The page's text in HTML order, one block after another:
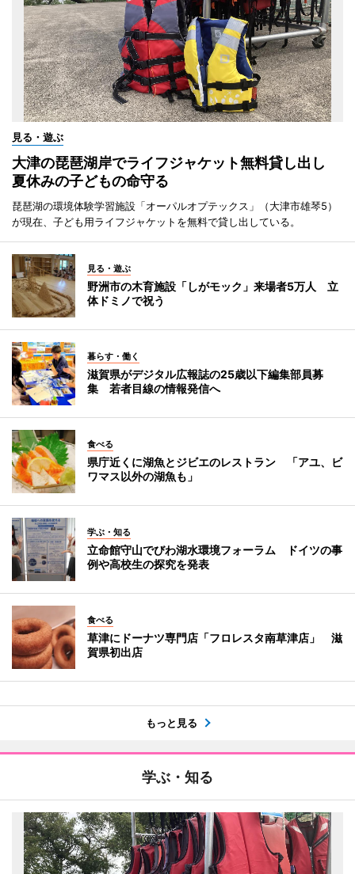
見る・遊ぶ
大津の琵琶湖岸でライフジャケット無料貸し出し
夏休みの子どもの命守る
琵琶湖の環境体験学習施設「オーパルオプテックス」（大津市雄琴5）
が現在、子ども用ライフジャケットを無料で貸し出している。
見る・遊ぶ
野洲市の木育施設「しがモック」来場者5万人 立
体ドミノで祝う
暮らす・働く
滋賀県がデジタル広報誌の25歳以下編集部員募
集 若者目線の情報発信へ
食べる
県庁近くに湖魚とジビエのレストラン 「アユ、ビ
ワマス以外の湖魚も」
学ぶ・知る
立命館守山でびわ湖水環境フォーラム ドイツの事
例や高校生の探究を発表
食べる
草津にドーナツ専門店「フロレスタ南草津店」 滋
賀県初出店
もっと見る
学ぶ・知る